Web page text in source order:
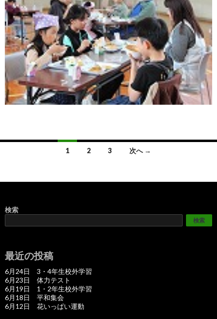
ナ
ゲ
シ
ョ
ン
1 2 3 次へ →
検索
検索
最近の投稿
6月24日 3・4年生校外学習
6月23日 体力テスト
6月19日 1・2年生校外学習
6月18日 平和集会
6月12日 花いっぱい運動